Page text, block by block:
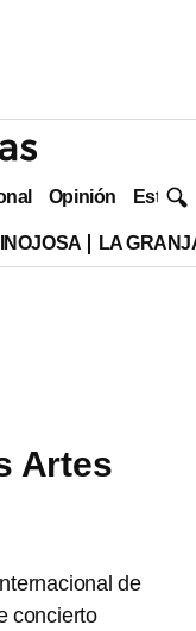
Opinión Estilo
LA
Artes
de
concierto